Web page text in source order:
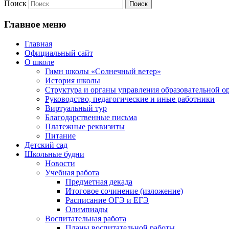
Поиск
Главное меню
Главная
Официальный сайт
О школе
Гимн школы «Солнечный ветер»
История школы
Структура и органы управления образовательной
Руководство, педагогические и иные работники
Виртуальный тур
Благодарственные письма
Платежные реквизиты
Питание
Детский сад
Школьные будни
Новости
Учебная работа
Предметная декада
Итоговое сочинение (изложение)
Расписание ОГЭ и ЕГЭ
Олимпиады
Воспитательная работа